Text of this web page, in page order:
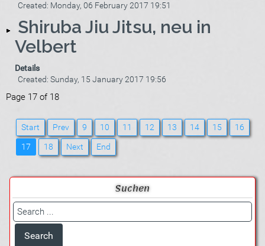
Created: Monday, 06 February 2017 19:51
Shiruba Jiu Jitsu, neu in
Velbert
Details
Created: Sunday, 15 January 2017 19:56
Page 17 of 18
Start Prev 9 10 11 12 13 14 15 16
17 18 Next End
Suchen